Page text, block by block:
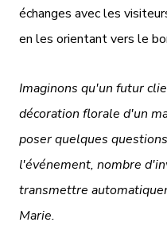
échanges avec les
en les orientant vers le
Imaginons qu'un futur
décoration florale d'un
poser quelques
l'événement, nombre
transmettre
Marie.